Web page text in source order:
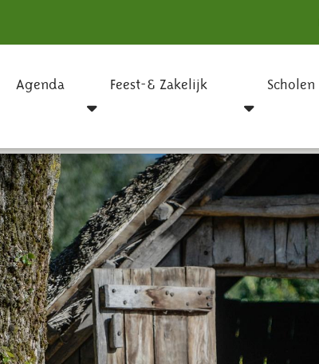
Agenda Feest-& Zakelijk Scholen